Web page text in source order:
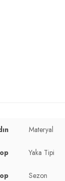
Materyal
Yaka Tipi
Sezon